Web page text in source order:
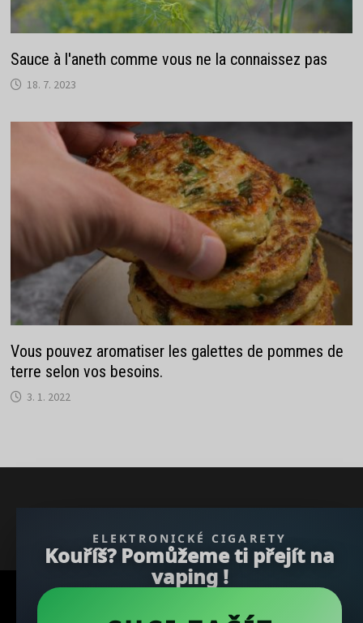
Sauce à l'aneth comme vous ne la connaissez pas
18. 7. 2023
Vous pouvez aromatiser les galettes de pommes de
terre selon vos besoins.
3. 1. 2022
ELEKTRONICKÉ CIGARETY
Kouříš? Pomůžeme ti přejít na
vaping !